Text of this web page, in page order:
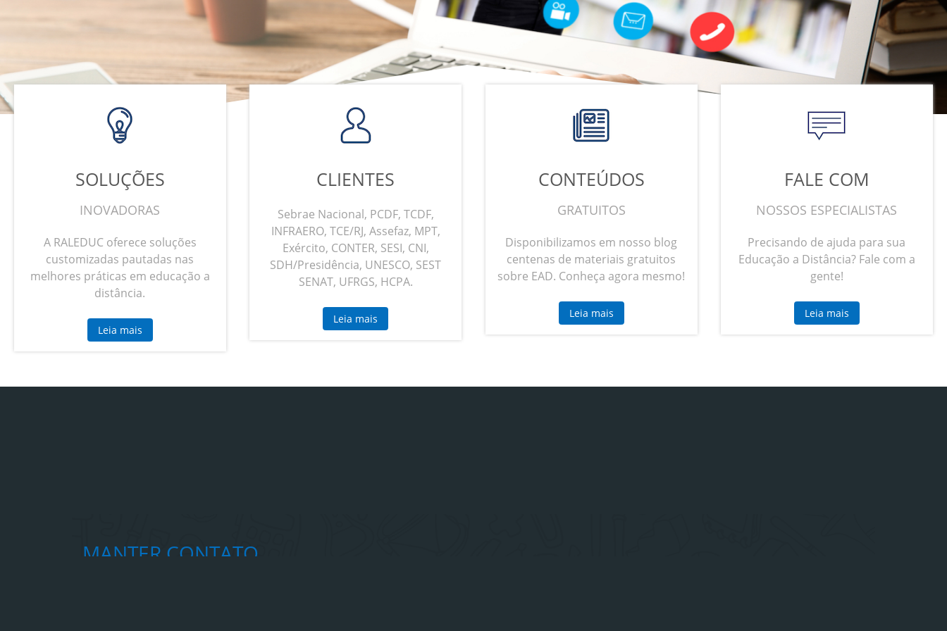
SOLUÇÕES
INOVADORAS
A RALEDUC oferece soluções
customizadas pautadas nas
melhores práticas em educação a
distância.
Leia mais
CLIENTES
Sebrae Nacional, PCDF, TCDF,
INFRAERO, TCE/RJ, Assefaz, MPT,
Exército, CONTER, SESI, CNI,
SDH/Presidência, UNESCO, SEST
SENAT, UFRGS, HCPA.
Leia mais
CONTEÚDOS
GRATUITOS
Disponibilizamos em nosso blog
centenas de materiais gratuitos
sobre EAD. Conheça agora mesmo!
Leia mais
FALE COM
NOSSOS ESPECIALISTAS
Precisando de ajuda para sua
Educação a Distância? Fale com a
gente!
Leia mais
MANTER CONTATO